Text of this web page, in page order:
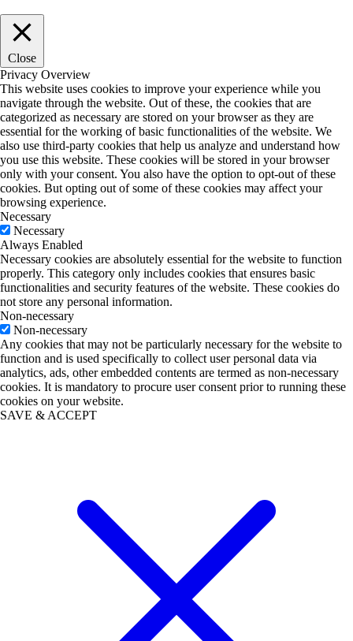
Close
Privacy Overview
This website uses cookies to improve your experience while you
navigate through the website. Out of these, the cookies that are
categorized as necessary are stored on your browser as they are
essential for the working of basic functionalities of the website. We
also use third-party cookies that help us analyze and understand how
you use this website. These cookies will be stored in your browser
only with your consent. You also have the option to opt-out of these
cookies. But opting out of some of these cookies may affect your
browsing experience.
Necessary
Necessary
Always Enabled
Necessary cookies are absolutely essential for the website to function
properly. This category only includes cookies that ensures basic
functionalities and security features of the website. These cookies do
not store any personal information.
Non-necessary
Non-necessary
Any cookies that may not be particularly necessary for the website to
function and is used specifically to collect user personal data via
analytics, ads, other embedded contents are termed as non-necessary
cookies. It is mandatory to procure user consent prior to running these
cookies on your website.
SAVE & ACCEPT